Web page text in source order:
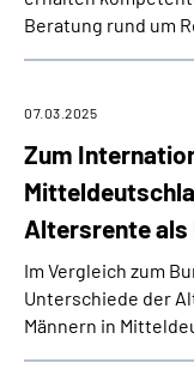
Beratung rund um
Zum
Altersrente als
07.03.2025
Im Vergleich zum
Unterschiede der
Männern in